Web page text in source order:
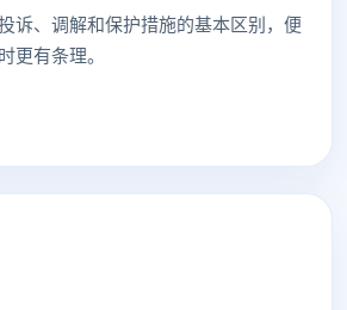
诉、调解和保护措施的基本区别，便
更有条理。